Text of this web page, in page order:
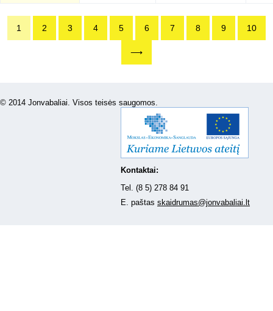
1 2 3 4 5 6 7 8 9 10
⟶
© 2014 Jonvabaliai. Visos teisės saugomos.
Kontaktai:
Tel. (8 5) 278 84 91
E. paštas skaidrumas@jonvabaliai.lt